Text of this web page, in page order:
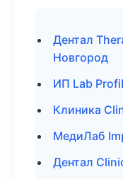
Дентал
Новгород
ИП Lab
Клиника
МедиЛаб
Дентал